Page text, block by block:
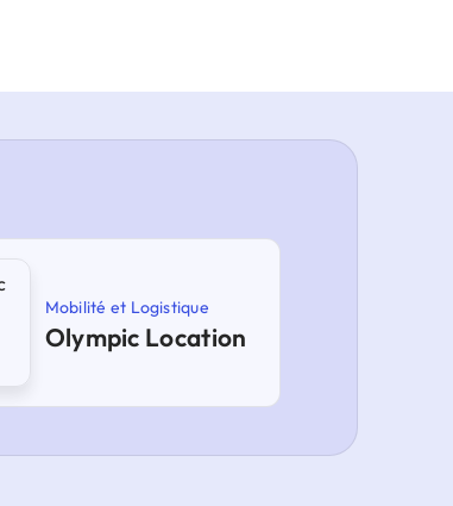
Mobilité et Logistique
Olympic Location